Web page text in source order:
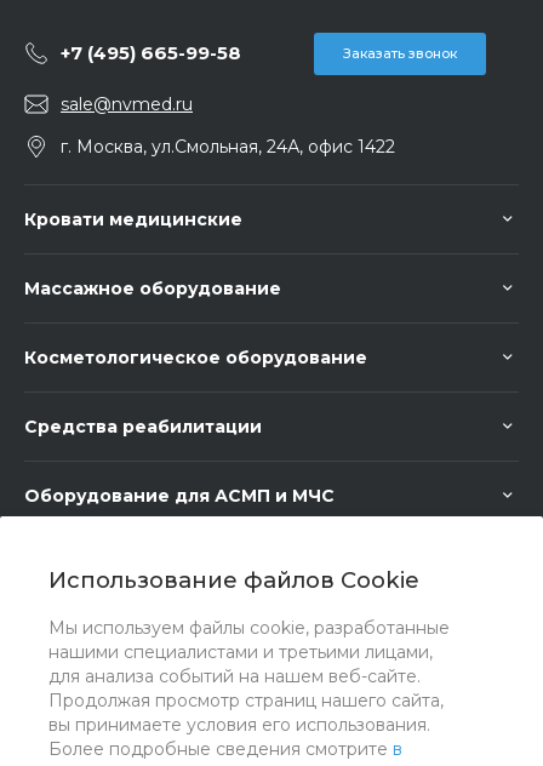
Использование файлов Cookie
Мы используем файлы cookie, разработанные
нашими специалистами и третьими лицами,
для анализа событий на нашем веб-сайте.
Продолжая просмотр страниц нашего сайта,
вы принимаете условия его использования.
Более подробные сведения смотрите в
+7 (495) 665-99-58 Заказать звонок
sale@nvmed.ru
г. Москва, ул.Смольная, 24А, офис 1422
Кровати медицинские
Массажное оборудование
Косметологическое оборудование
Средства реабилитации
Оборудование для АСМП и МЧС
Медицинская мебель